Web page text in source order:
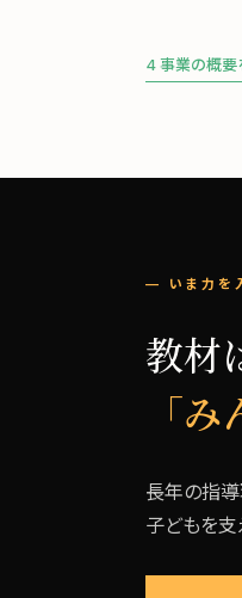
4 事業の概
— いま力を
教材
「
長年の指
子どもを支